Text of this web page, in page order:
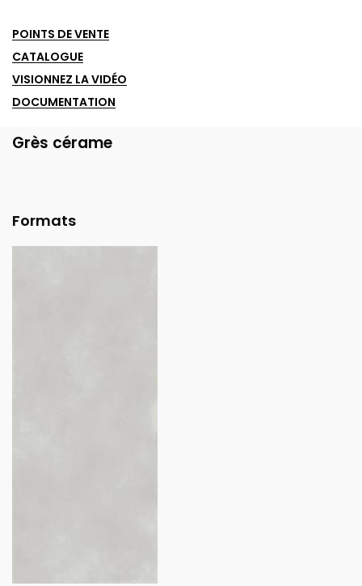
POINTS DE VENTE
CATALOGUE
VISIONNEZ LA VIDÉO
DOCUMENTATION
Grès cérame
Formats